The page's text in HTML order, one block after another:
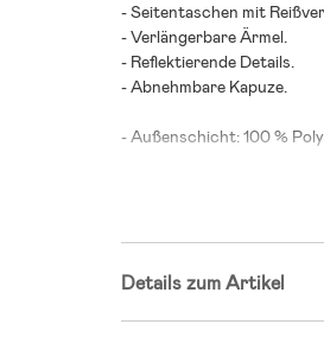
- Seitentaschen mit
- Verlängerbare Ärmel.
- Reflektierende Details.
- Abnehmbare Kapuze.
- Außenschicht: 100 %
Details zum Artikel